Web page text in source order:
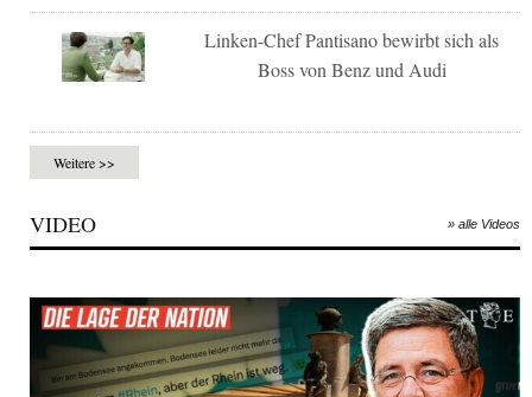
Linken-Chef Pantisano bewirbt sich als
Boss von Benz und Audi
Weitere >>
VIDEO » alle Videos